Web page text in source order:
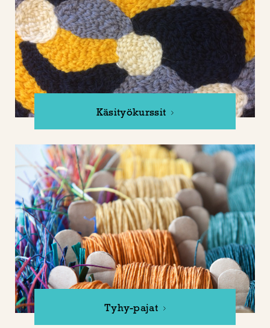
Käsityökurssit
Tyhy-pajat